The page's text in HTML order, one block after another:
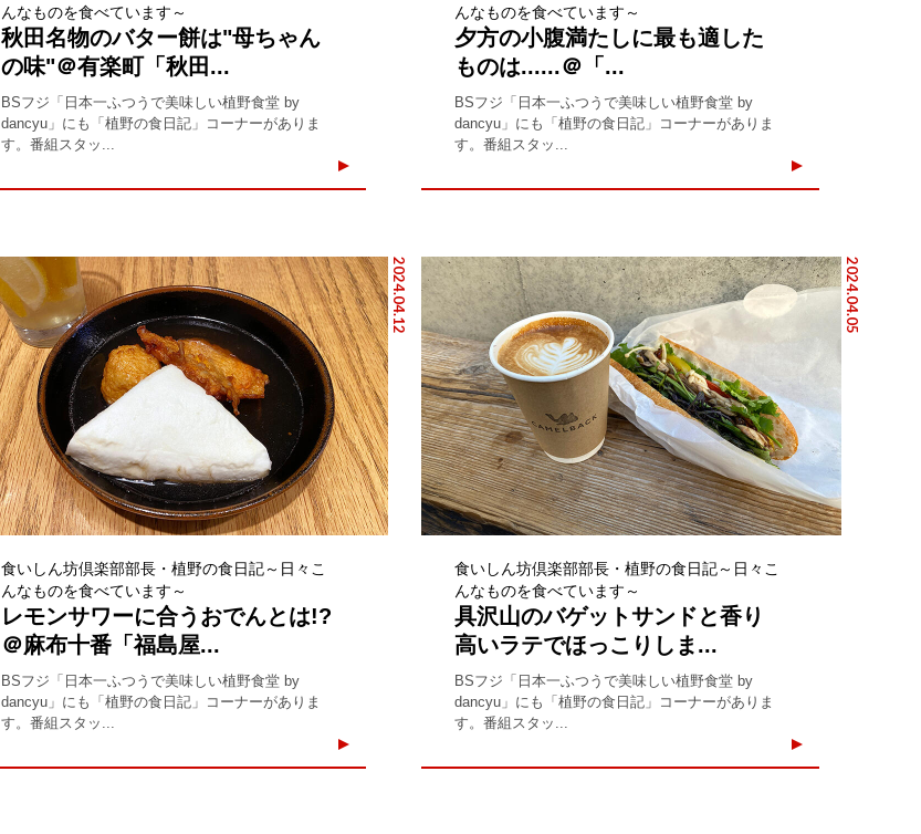
んなものを食べています～
秋田名物のバター餅は"母ちゃん
の味"＠有楽町「秋田...
BSフジ「日本一ふつうで美味しい植野食堂 by
dancyu」にも「植野の食日記」コーナーがありま
す。番組スタッ...
んなものを食べています～
夕方の小腹満たしに最も適した
ものは......＠「...
BSフジ「日本一ふつうで美味しい植野食堂 by
dancyu」にも「植野の食日記」コーナーがありま
す。番組スタッ...
2024.04.12
食いしん坊倶楽部部長・植野の食日記～日々こ
んなものを食べています～
レモンサワーに合うおでんとは!?
＠麻布十番「福島屋...
BSフジ「日本一ふつうで美味しい植野食堂 by
dancyu」にも「植野の食日記」コーナーがありま
す。番組スタッ...
2024.04.05
食いしん坊倶楽部部長・植野の食日記～日々こ
んなものを食べています～
具沢山のバゲットサンドと香り
高いラテでほっこりしま...
BSフジ「日本一ふつうで美味しい植野食堂 by
dancyu」にも「植野の食日記」コーナーがありま
す。番組スタッ...